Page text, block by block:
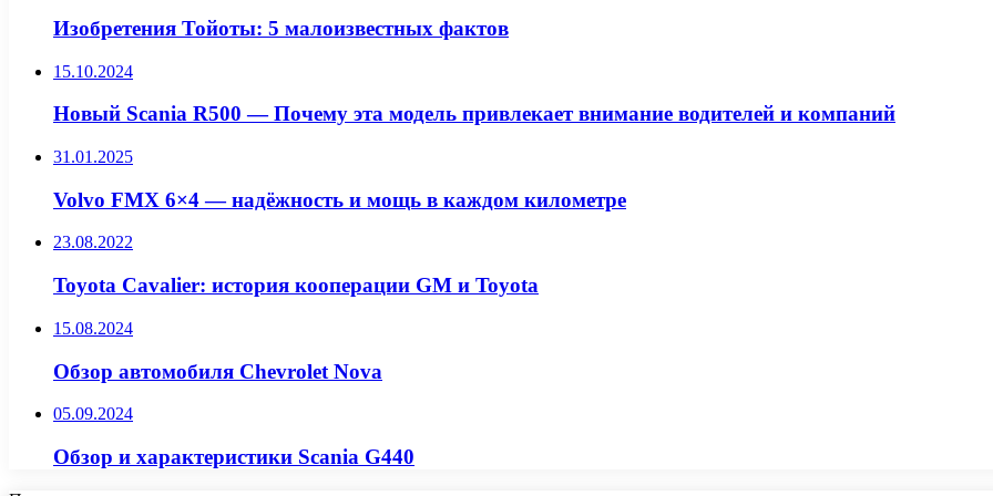
Изобретения Тойоты: 5 малоизвестных фактов
15.10.2024
Новый Scania R500 — Почему эта модель привлекает внимание водителей и компаний
31.01.2025
Volvo FMX 6×4 — надёжность и мощь в каждом километре
23.08.2022
Toyota Cavalier: история кооперации GM и Toyota
15.08.2024
Обзор автомобиля Chevrolet Nova
05.09.2024
Обзор и характеристики Scania G440